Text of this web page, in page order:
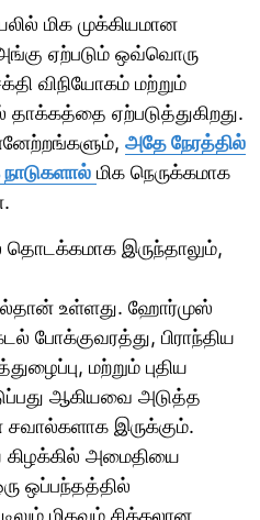
மிக முக்கியமான
அங்கு ஏற்படும் ஒவ்வொரு
விநியோகம் மற்றும்
தாக்கத்தை ஏற்படுத்துகிறது.
அதே நேரத்தில்
மிக நெருக்கமாக
இருந்தாலும்,
உள்ளது. ஹோர்முஸ்
போக்குவரத்து, பிராந்திய
மற்றும் புதிய
ஆகியவை அடுத்த
சவால்களாக இருக்கும்.
அமைதியை
ஒப்பந்தத்தில்
மிகவும் சிக்கலான